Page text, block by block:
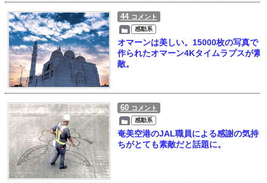
44 コメント
感動系
オマーンは美しい。15000枚の写真で
作られたオマーン4Kタイムラプスが素
敵。
60 コメント
感動系
奄美空港のJAL職員による感謝の気持
ちがとても素敵だと話題に。